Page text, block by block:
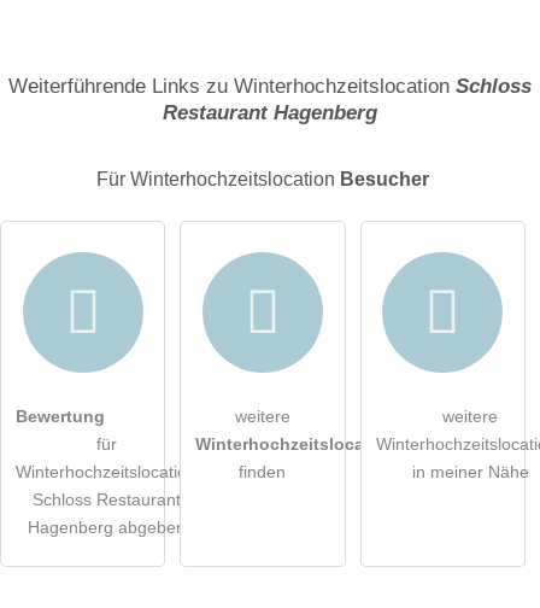
E-Mail-Adresse (wird nicht veröffentlicht)
Die Datenschutzerklärung habe ich zur Kenntnis genommen.
öffentliche Frage stellen
Hinweis:Bitte beachten Sie, öffentliche Fragen sindfür alle
Weiterführende Links zu Winterhochzeitslocation Schloss
Restaurant Hagenberg
Für Winterhochzeitslocation Besucher
Bewertung
für
Winterhochzeitslocation
Schloss Restaurant
Hagenberg abgeben
weitere
Winterhochzeitslocations
finden
weitere
in meiner Nähe